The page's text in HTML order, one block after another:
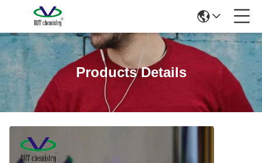
Products Details